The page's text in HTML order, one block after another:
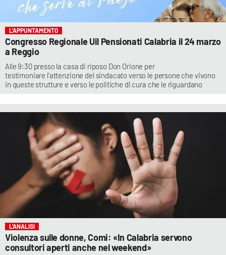
L’APPUNTAMENTO
Congresso Regionale Uil Pensionati Calabria il 24 marzo
a Reggio
Alle 9:30 presso la casa di riposo Don Orione per
testimoniare l’attenzione del sindacato verso le persone che vivono
in queste strutture e verso le politiche di cura che le riguardano
L’ANALISI
Violenza sulle donne, Comi: «In Calabria servono
consultori aperti anche nel weekend»